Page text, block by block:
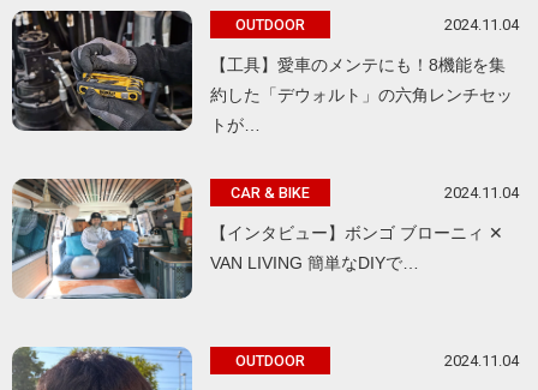
OUTDOOR 2024.11.04
【工具】愛車のメンテにも！8機能を集
約した「デウォルト」の六角レンチセッ
トが…
CAR & BIKE 2024.11.04
【インタビュー】ボンゴ ブローニィ ✕
VAN LIVING 簡単なDIYで…
OUTDOOR 2024.11.04